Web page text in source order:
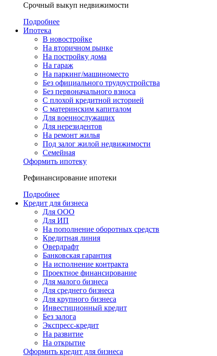
Срочный выкуп недвижимости
Подробнее
Ипотека
В новостройке
На вторичном рынке
На постройку дома
На гараж
На паркинг/машиноместо
Без официального трудоустройства
Без первоначального взноса
С плохой кредитной историей
С материнским капиталом
Для военнослужащих
Для нерезидентов
На ремонт жилья
Под залог жилой недвижимости
Семейная
Оформить ипотеку
Рефинансирование ипотеки
Подробнее
Кредит для бизнеса
Для ООО
Для ИП
На пополнение оборотных средств
Кредитная линия
Овердрафт
Банковская гарантия
На исполнение контракта
Проектное финансирование
Для малого бизнеса
Для среднего бизнеса
Для крупного бизнеса
Инвестиционный кредит
Без залога
Экспресс-кредит
На развитие
На открытие
Оформить кредит для бизнеса